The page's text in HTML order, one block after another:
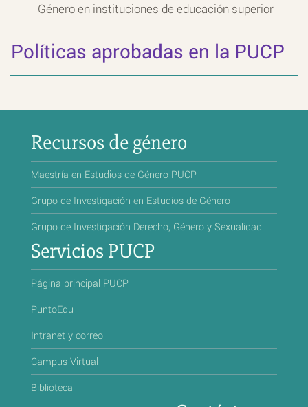
Género en instituciones de educación superior
Políticas aprobadas en la PUCP
Recursos de género
Maestría en Estudios de Género PUCP
Grupo de Investigación en Estudios de Género
Grupo de Investigación Derecho, Género y Sexualidad
Servicios PUCP
Página principal PUCP
PuntoEdu
Intranet y correo
Campus Virtual
Biblioteca